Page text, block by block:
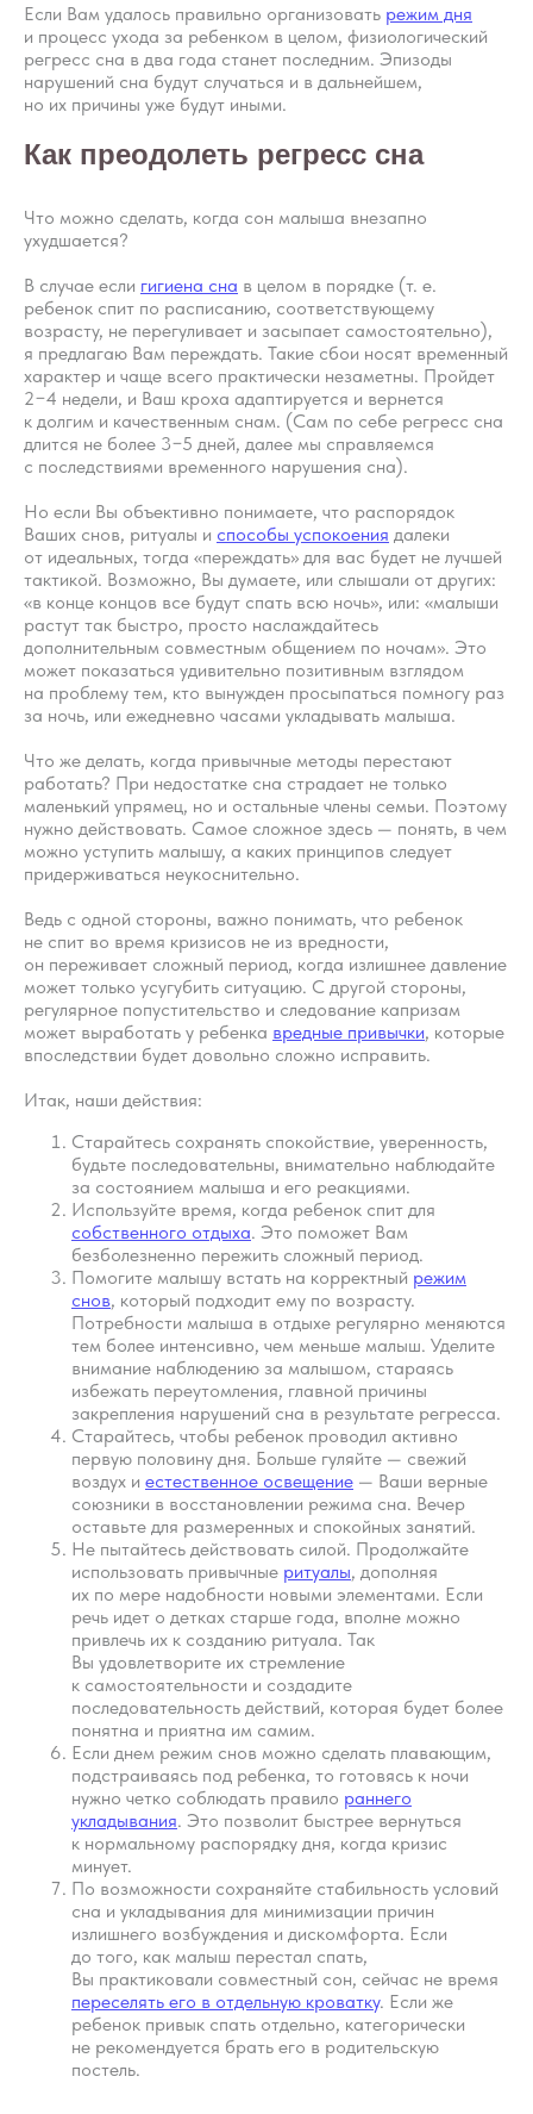
Если Вам удалось правильно организовать режим дня
и процесс ухода за ребенком в целом, физиологический
регресс сна в два года станет последним. Эпизоды
нарушений сна будут случаться и в дальнейшем,
но их причины уже будут иными.
Как преодолеть регресс сна
Что можно сделать, когда сон малыша внезапно
ухудшается?
В случае если гигиена сна в целом в порядке (т. е.
ребенок спит по расписанию, соответствующему
возрасту, не перегуливает и засыпает самостоятельно),
я предлагаю Вам переждать. Такие сбои носят временный
характер и чаще всего практически незаметны. Пройдет
2−4 недели, и Ваш кроха адаптируется и вернется
к долгим и качественным снам. (Сам по себе регресс сна
длится не более 3−5 дней, далее мы справляемся
с последствиями временного нарушения сна).
Но если Вы объективно понимаете, что распорядок
Ваших снов, ритуалы и способы успокоения далеки
от идеальных, тогда «переждать» для вас будет не лучшей
тактикой. Возможно, Вы думаете, или слышали от других:
«в конце концов все будут спать всю ночь», или: «малыши
растут так быстро, просто наслаждайтесь
дополнительным совместным общением по ночам». Это
может показаться удивительно позитивным взглядом
на проблему тем, кто вынужден просыпаться помногу раз
за ночь, или ежедневно часами укладывать малыша.
Что же делать, когда привычные методы перестают
работать? При недостатке сна страдает не только
маленький упрямец, но и остальные члены семьи. Поэтому
нужно действовать. Самое сложное здесь — понять, в чем
можно уступить малышу, а каких принципов следует
придерживаться неукоснительно.
Ведь с одной стороны, важно понимать, что ребенок
не спит во время кризисов не из вредности,
он переживает сложный период, когда излишнее давление
может только усугубить ситуацию. С другой стороны,
регулярное попустительство и следование капризам
может выработать у ребенка вредные привычки, которые
впоследствии будет довольно сложно исправить.
Итак, наши действия:
Старайтесь сохранять спокойствие, уверенность,
будьте последовательны, внимательно наблюдайте
за состоянием малыша и его реакциями.
Используйте время, когда ребенок спит для
собственного отдыха. Это поможет Вам
безболезненно пережить сложный период.
Помогите малышу встать на корректный режим
снов, который подходит ему по возрасту.
Потребности малыша в отдыхе регулярно меняются
тем более интенсивно, чем меньше малыш. Уделите
внимание наблюдению за малышом, стараясь
избежать переутомления, главной причины
закрепления нарушений сна в результате регресса.
Старайтесь, чтобы ребенок проводил активно
первую половину дня. Больше гуляйте — свежий
воздух и естественное освещение — Ваши верные
союзники в восстановлении режима сна. Вечер
оставьте для размеренных и спокойных занятий.
Не пытайтесь действовать силой. Продолжайте
использовать привычные ритуалы, дополняя
их по мере надобности новыми элементами. Если
речь идет о детках старше года, вполне можно
привлечь их к созданию ритуала. Так
Вы удовлетворите их стремление
к самостоятельности и создадите
последовательность действий, которая будет более
понятна и приятна им самим.
Если днем режим снов можно сделать плавающим,
подстраиваясь под ребенка, то готовясь к ночи
нужно четко соблюдать правило раннего
укладывания. Это позволит быстрее вернуться
к нормальному распорядку дня, когда кризис
минует.
По возможности сохраняйте стабильность условий
сна и укладывания для минимизации причин
излишнего возбуждения и дискомфорта. Если
до того, как малыш перестал спать,
Вы практиковали совместный сон, сейчас не время
переселять его в отдельную кроватку. Если же
ребенок привык спать отдельно, категорически
не рекомендуется брать его в родительскую
постель.
корректировать режим
дня самостоятельно
Пройти курс
Как сформировать подходящий
ребёнку по возрасту режим сна
том, как установить простые и
понятные правила, которым
легко следовать перед каждым
засыпанием.
Вход/Регистрация
Взрослые
Специалисты
Журнал о сне
Практикум
О проекте
Политика
Соглашение
Оферта
Вопросы
Отзывы
Контакты
Благодарности